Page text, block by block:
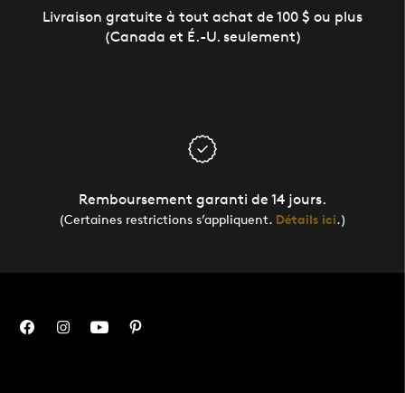
Livraison gratuite à tout achat de 100 $ ou plus
(Canada et É.-U. seulement)
Remboursement garanti de 14 jours.
(Certaines restrictions s’appliquent. Détails ici.)